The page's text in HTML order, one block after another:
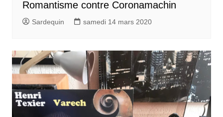
Romantisme contre Coronamachin
Sardequin samedi 14 mars 2020